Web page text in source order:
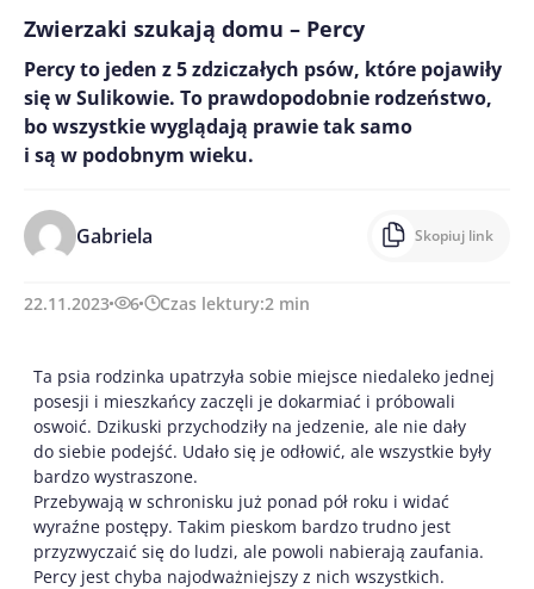
Zwierzaki szukają domu – Percy
Percy to jeden z 5 zdziczałych psów, które pojawiły
się w Sulikowie. To prawdopodobnie rodzeństwo,
bo wszystkie wyglądają prawie tak samo
i są w podobnym wieku.
Gabriela Skopiuj link
22.11.2023 6 Czas lektury:2 min
Ta psia rodzinka upatrzyła sobie miejsce niedaleko jednej
posesji i mieszkańcy zaczęli je dokarmiać i próbowali
oswoić. Dzikuski przychodziły na jedzenie, ale nie dały
do siebie podejść. Udało się je odłowić, ale wszystkie były
bardzo wystraszone.
Przebywają w schronisku już ponad pół roku i widać
wyraźne postępy. Takim pieskom bardzo trudno jest
przyzwyczaić się do ludzi, ale powoli nabierają zaufania.
Percy jest chyba najodważniejszy z nich wszystkich.